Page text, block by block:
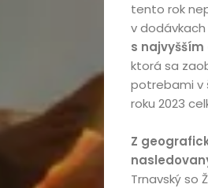
tento rok
v
s
ktorá sa
potrebami v
roku 2023
Z
Trnavský so